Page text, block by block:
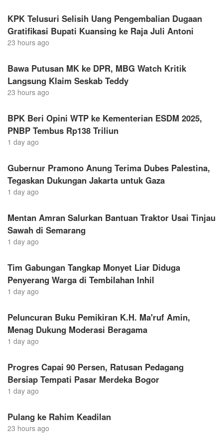
KPK Telusuri Selisih Uang Pengembalian Dugaan
Gratifikasi Bupati Kuansing ke Raja Juli Antoni
23 hours ago
Bawa Putusan MK ke DPR, MBG Watch Kritik
Langsung Klaim Seskab Teddy
23 hours ago
BPK Beri Opini WTP ke Kementerian ESDM 2025,
PNBP Tembus Rp138 Triliun
1 day ago
Gubernur Pramono Anung Terima Dubes Palestina,
Tegaskan Dukungan Jakarta untuk Gaza
1 day ago
Mentan Amran Salurkan Bantuan Traktor Usai Tinjau
Sawah di Semarang
1 day ago
Tim Gabungan Tangkap Monyet Liar Diduga
Penyerang Warga di Tembilahan Inhil
1 day ago
Peluncuran Buku Pemikiran K.H. Ma'ruf Amin,
Menag Dukung Moderasi Beragama
1 day ago
Progres Capai 90 Persen, Ratusan Pedagang
Bersiap Tempati Pasar Merdeka Bogor
1 day ago
Pulang ke Rahim Keadilan
23 hours ago